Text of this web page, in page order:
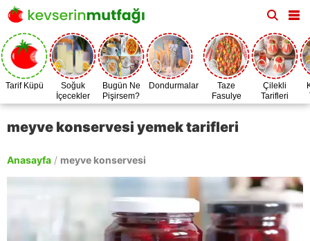
Tarif Küpü
Soğuk
İçecekler
Bugün Ne
Pişirsem?
Dondurmalar
Taze
Fasulye
Zamanı
Çilekli
Tarifleri
meyve konservesi yemek tarifleri
Anasayfa / meyve konservesi